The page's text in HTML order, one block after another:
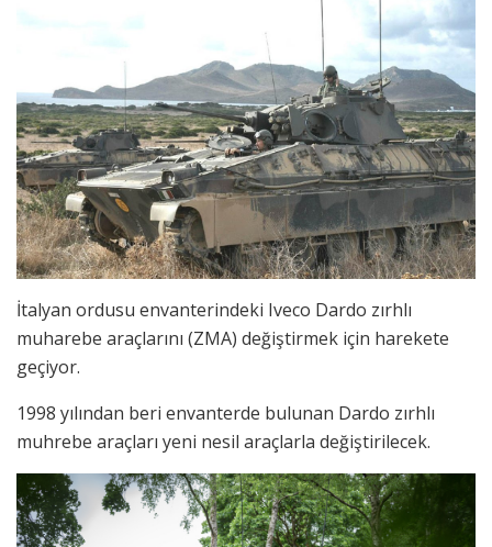
İtalyan ordusu envanterindeki Iveco Dardo zırhlı
muharebe araçlarını (ZMA) değiştirmek için harekete
geçiyor.
1998 yılından beri envanterde bulunan Dardo zırhlı
muhrebe araçları yeni nesil araçlarla değiştirilecek.